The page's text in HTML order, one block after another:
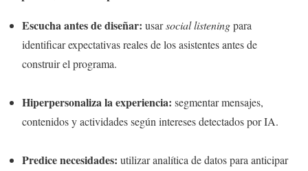
Escucha antes de diseñar: usarsocial listeningpara
identificar expectativas reales de los asistentes antes de
construir el programa.
Hiperpersonaliza la experiencia: segmentar mensajes,
contenidos y actividades según intereses detectados por IA.
Predice necesidades: utilizar analítica de datos para anticipar